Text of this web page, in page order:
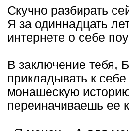
Скучно разбирать
Я за одиннадцать
интернете о себе
В заключение тебя,
прикладывать к
монашескую
переиначиваешь ее